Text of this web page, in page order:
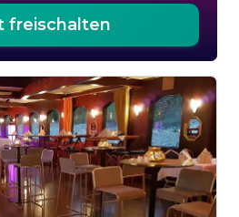
freischalten